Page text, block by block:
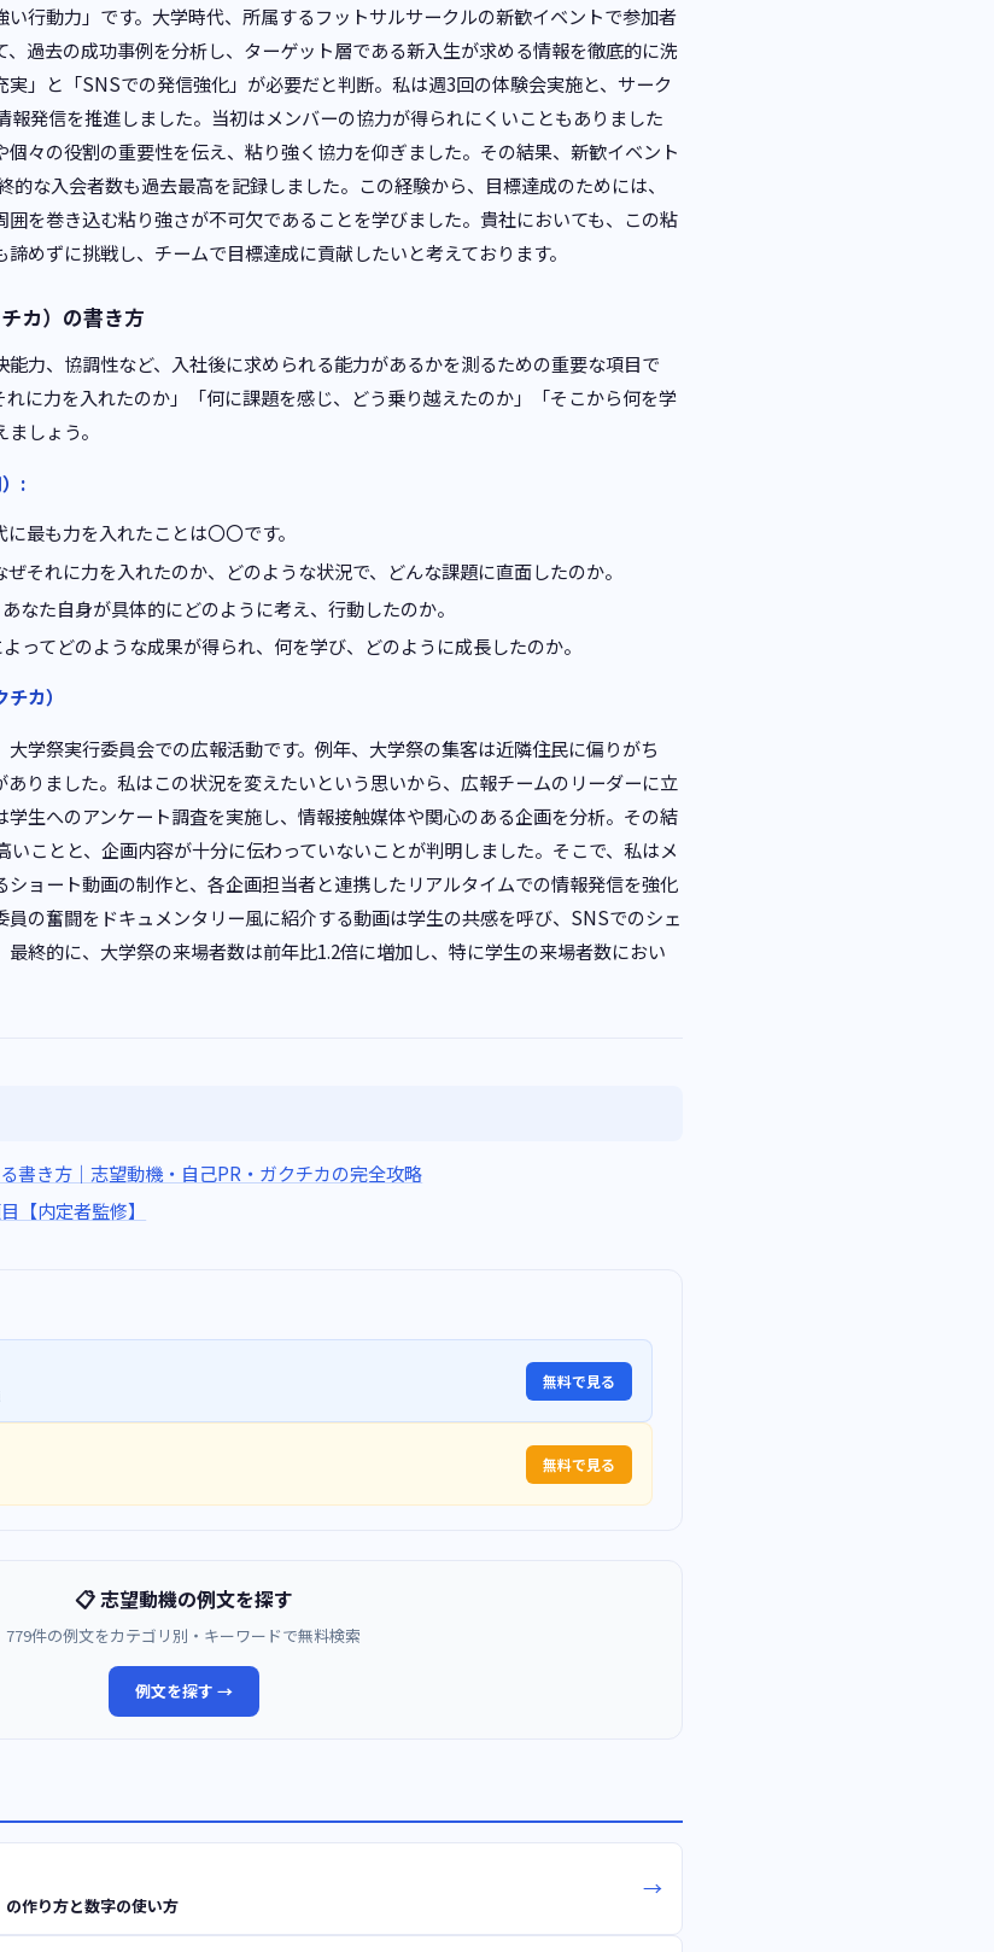
行動力」です。大学時代、所属するフットサルサークルの新歓イベントで参加者
過去の成功事例を分析し、ターゲット層である新入生が求める情報を徹底的に洗
」と「SNSでの発信強化」が必要だと判断。私は週3回の体験会実施と、サーク
報発信を推進しました。当初はメンバーの協力が得られにくいこともありました
々の役割の重要性を伝え、粘り強く協力を仰ぎました。その結果、新歓イベント
な入会者数も過去最高を記録しました。この経験から、目標達成のためには、
を巻き込む粘り強さが不可欠であることを学びました。貴社においても、この粘
めずに挑戦し、チームで目標達成に貢献したいと考えております。
カ）の書き方
力、協調性など、入社後に求められる能力があるかを測るための重要な項目で
に力を入れたのか」「何に課題を感じ、どう乗り越えたのか」「そこから何を学
しょう。
:
最も力を入れたことは〇〇です。
ぜそれに力を入れたのか、どのような状況で、どんな課題に直面したのか。
なた自身が具体的にどのように考え、行動したのか。
ってどのような成果が得られ、何を学び、どのように成長したのか。
カ）
学祭実行委員会での広報活動です。例年、大学祭の集客は近隣住民に偏りがち
りました。私はこの状況を変えたいという思いから、広報チームのリーダーに立
生へのアンケート調査を実施し、情報接触媒体や関心のある企画を分析。その結
ことと、企画内容が十分に伝わっていないことが判明しました。そこで、私はメ
ョート動画の制作と、各企画担当者と連携したリアルタイムでの情報発信を強化
の奮闘をドキュメンタリー風に紹介する動画は学生の共感を呼び、SNSでのシェ
終的に、大学祭の来場者数は前年比1.2倍に増加し、特に学生の来場者数におい
書き方｜志望動機・自己PR・ガクチカの完全攻略
【内定者監修】
無料で見る
無料で見る
📋 志望動機の例文を探す
779件の例文をカテゴリ別・キーワードで無料検索
例文を探す →
作り方と数字の使い方
→